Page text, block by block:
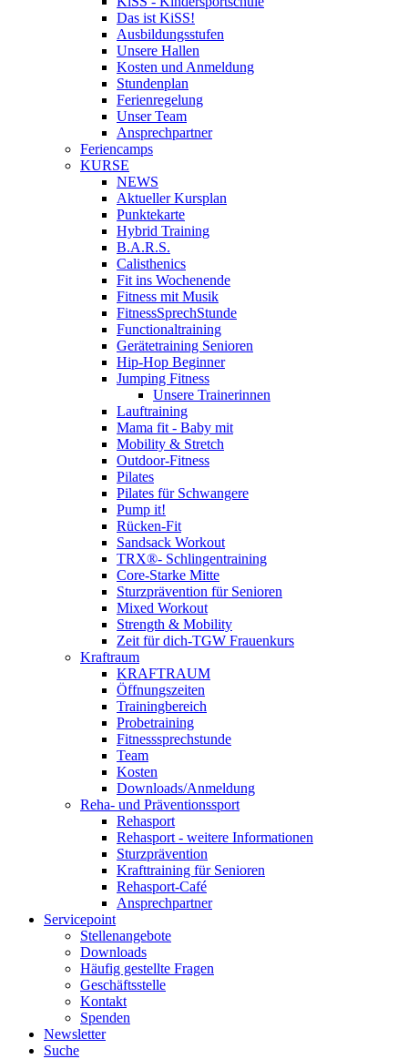
Das ist KiSS!
Ausbildungsstufen
Unsere Hallen
Kosten und Anmeldung
Stundenplan
Ferienregelung
Unser Team
Ansprechpartner
Feriencamps
KURSE
NEWS
Aktueller Kursplan
Punktekarte
Hybrid Training
B.A.R.S.
Calisthenics
Fit ins Wochenende
Fitness mit Musik
FitnessSprechStunde
Functionaltraining
Gerätetraining Senioren
Hip-Hop Beginner
Jumping Fitness
Unsere Trainerinnen
Lauftraining
Mama fit - Baby mit
Mobility & Stretch
Outdoor-Fitness
Pilates
Pilates für Schwangere
Pump it!
Rücken-Fit
Sandsack Workout
TRX®- Schlingentraining
Core-Starke Mitte
Sturzprävention für Senioren
Mixed Workout
Strength & Mobility
Zeit für dich-TGW Frauenkurs
Kraftraum
KRAFTRAUM
Öffnungszeiten
Trainingbereich
Probetraining
Fitnesssprechstunde
Team
Kosten
Downloads/Anmeldung
Reha- und Präventionssport
Rehasport
Rehasport - weitere Informationen
Sturzprävention
Krafttraining für Senioren
Rehasport-Café
Ansprechpartner
Servicepoint
Stellenangebote
Downloads
Häufig gestellte Fragen
Geschäftsstelle
Kontakt
Spenden
Newsletter
Suche